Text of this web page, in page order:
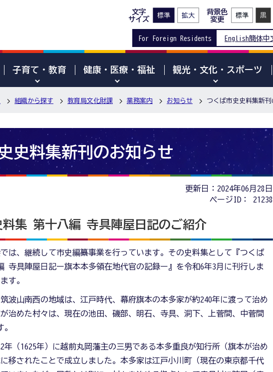
文字
サイズ
背景色
変更
For Foreign Residents English簡体中
子育て・教育 健康・医療・福祉 観光・文化・スポーツ
組織から探す 教育局文化財課 業務案内 お知らせ つくば市史史料集新
史料集新刊のお知らせ
更新日：2024年06月28日
ページID：
21238
料集 第十八編 寺具陣屋日記のご紹介
は、継続して市史編纂事業を行っています。その史料集として『つくば
寺具陣屋日記ー旗本本多領在地代官の記録ー』を令和6年3月に刊行しま
す。
波山南西の地域は、江戸時代、幕府旗本の本多家が約240年に渡って治め
治めた村々は、現在の池田、磯部、明石、寺具、洞下、上菅間、中菅間
年（1625年）に越前丸岡藩主の三男である本多重良が知行所（旗本が治め
移されたことで成立しました。本多家は江戸小川町（現在の東京都千代